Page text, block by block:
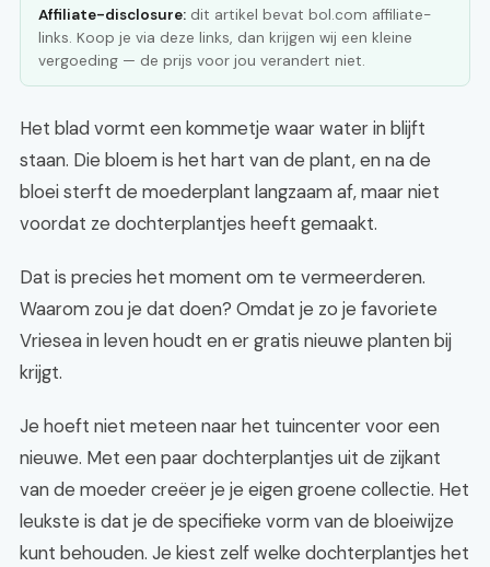
Affiliate-disclosure: dit artikel bevat bol.com affiliate-
links. Koop je via deze links, dan krijgen wij een kleine
vergoeding — de prijs voor jou verandert niet.
Het blad vormt een kommetje waar water in blijft
staan. Die bloem is het hart van de plant, en na de
bloei sterft de moederplant langzaam af, maar niet
voordat ze dochterplantjes heeft gemaakt.
Dat is precies het moment om te vermeerderen.
Waarom zou je dat doen? Omdat je zo je favoriete
Vriesea in leven houdt en er gratis nieuwe planten bij
krijgt.
Je hoeft niet meteen naar het tuincenter voor een
nieuwe. Met een paar dochterplantjes uit de zijkant
van de moeder creëer je je eigen groene collectie. Het
leukste is dat je de specifieke vorm van de bloeiwijze
kunt behouden. Je kiest zelf welke dochterplantjes het